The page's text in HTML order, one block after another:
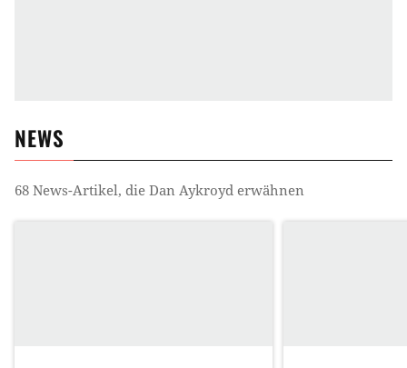
NEWS
68 News-Artikel, die Dan Aykroyd erwähnen